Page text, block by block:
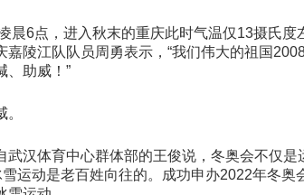
6点，进入秋末的重庆此时气温仅13摄氏
陵江队队员周勇表示，“我们伟大的祖国
、助威！”
汉体育中心群体部的王俊说，冬奥会不仅
运动是老百姓向往的。成功申办2022年冬